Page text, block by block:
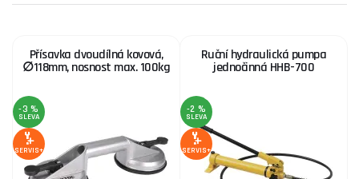
GEKO Hydraulický rozpínák 4t
SKLADEM KOUPIT
Nožní hydraulická pumpa HHB-800B
Přísavka dvoudílná kovová,
∅118mm, nosnost max. 100kg
-3 %
SLEVA
SERVIS+
Ruční hydraulická pumpa
jednočinná HHB-700
-2 %
SLEVA
SERVIS+